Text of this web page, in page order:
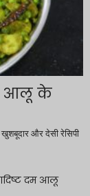
आलू के
खुशबूदार और देसी रेसिपी
दम आलू